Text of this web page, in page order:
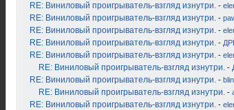
RE: Виниловый проигрыватель-взгляд изнутри. -
RE: Виниловый проигрыватель-взгляд изнутри. -
RE: Виниловый проигрыватель-взгляд изнутри. -
RE: Виниловый проигрыватель-взгляд изнутри. -
RE: Виниловый проигрыватель-взгляд изнутри. -
RE: Виниловый проигрыватель-взгляд изнутри. -
RE: Виниловый проигрыватель-взгляд изнутри. -
RE: Виниловый проигрыватель-взгляд изнутри. -
RE: Виниловый проигрыватель-взгляд изнутри. -